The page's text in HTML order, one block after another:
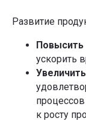
Развитие
Повысить
ускорить
к росту